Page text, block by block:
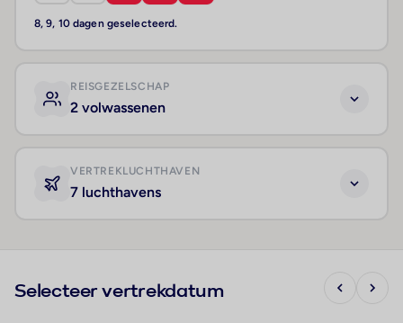
8, 9, 10 dagen geselecteerd.
REISGEZELSCHAP
2 volwassenen
VERTREKLUCHTHAVEN
7 luchthavens
Selecteer vertrekdatum